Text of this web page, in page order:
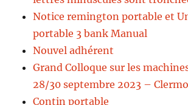
Notice remington portable et
portable 3 bank Manual
Nouvel adhérent
Grand Colloque sur les
28/30 septembre 2023 –
Contin portable